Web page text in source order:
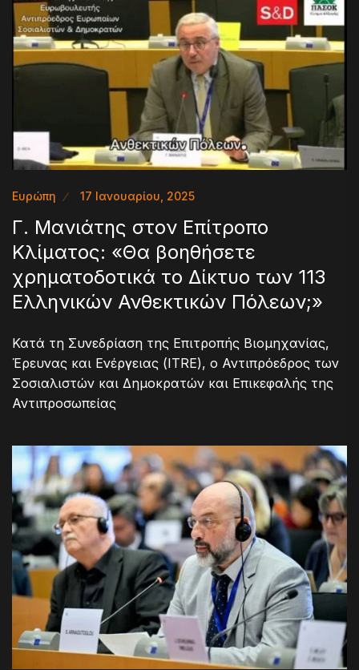
Ευρώπη 17 Ιανουαρίου, 2025
Γ. Μανιάτης στον Επίτροπο
Κλίματος: «Θα βοηθήσετε
χρηματοδοτικά το Δίκτυο των 113
Ελληνικών Ανθεκτικών Πόλεων;»
Κατά τη Συνεδρίαση της Επιτροπής Βιομηχανίας,
Έρευνας και Ενέργειας (ITRE), ο Αντιπρόεδρος των
Σοσιαλιστών και Δημοκρατών και Επικεφαλής της
Αντιπροσωπείας